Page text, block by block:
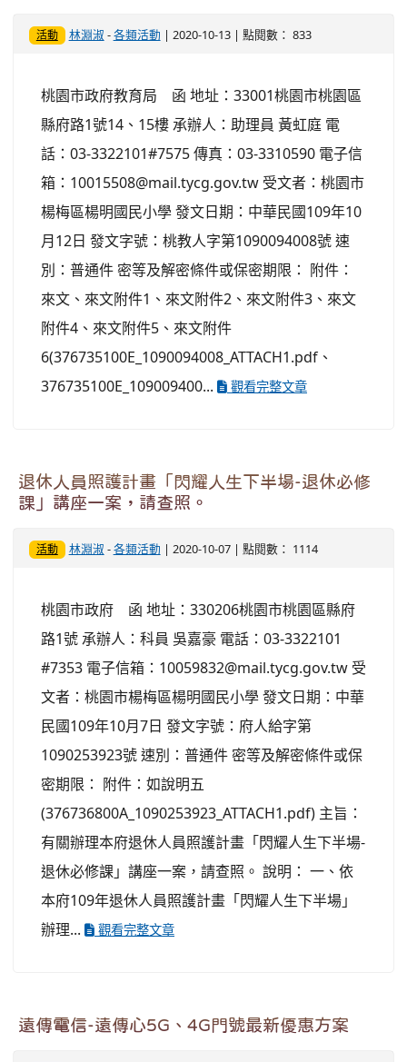
活動 林淵淑 -各類活動 | 2020-10-13 | 點閱數： 833
桃園市政府教育局 函 地址：33001桃園市桃園區
縣府路1號14、15樓 承辦人：助理員 黃虹庭 電
話：03-3322101#7575 傳真：03-3310590 電子信
箱：10015508@mail.tycg.gov.tw 受文者：桃園市
楊梅區楊明國民小學 發文日期：中華民國109年10
月12日 發文字號：桃教人字第1090094008號 速
別：普通件 密等及解密條件或保密期限： 附件：
來文、來文附件1、來文附件2、來文附件3、來文
附件4、來文附件5、來文附件
6(376735100E_1090094008_ATTACH1.pdf、
376735100E_109009400...
觀看完整文章
退休人員照護計畫「閃耀人生下半場-退休必修
課」講座一案，請查照。
活動 林淵淑 -各類活動 | 2020-10-07 | 點閱數： 1114
桃園市政府 函 地址：330206桃園市桃園區縣府
路1號 承辦人：科員 吳嘉豪 電話：03-3322101
#7353 電子信箱：10059832@mail.tycg.gov.tw 受
文者：桃園市楊梅區楊明國民小學 發文日期：中華
民國109年10月7日 發文字號：府人給字第
1090253923號 速別：普通件 密等及解密條件或保
密期限： 附件：如說明五
(376736800A_1090253923_ATTACH1.pdf) 主旨：
有關辦理本府退休人員照護計畫「閃耀人生下半場-
退休必修課」講座一案，請查照。 說明： 一、依
本府109年退休人員照護計畫「閃耀人生下半場」
辦理...
觀看完整文章
遠傳電信-遠傳心5G、4G門號最新優惠方案